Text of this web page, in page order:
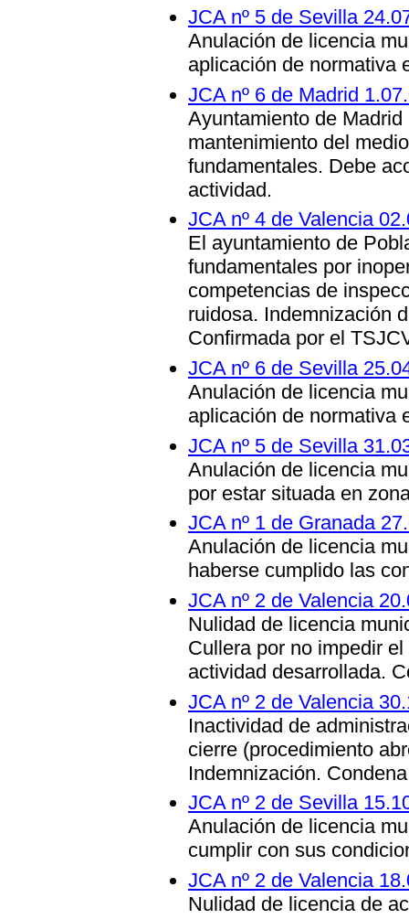
JCA nº 5 de Sevilla
Anulación de licencia
aplicación de normativa
JCA nº 6 de Madrid
Ayuntamiento de
mantenimiento del
fundamentales. Debe
actividad.
JCA nº 4 de Valencia
El ayuntamiento de
fundamentales por
competencias de
ruidosa. Indemnización
Confirmada por el
JCA nº 6 de Sevilla
Anulación de licencia
aplicación de normativa
JCA nº 5 de Sevilla
Anulación de licencia
por estar situada en
JCA nº 1 de Granada
Anulación de licencia
haberse cumplido las
JCA nº 2 de Valencia
Nulidad de licencia
Cullera por no impedir
actividad desarrollada.
JCA nº 2 de Valencia
Inactividad de
cierre (procedimiento
Indemnización.
JCA nº 2 de Sevilla
Anulación de licencia
cumplir con sus
JCA nº 2 de Valencia
Nulidad de licencia de